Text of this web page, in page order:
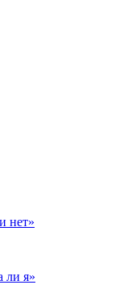
нет»
ли я»